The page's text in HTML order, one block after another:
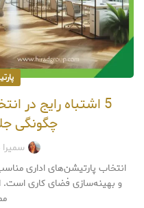
5 اشتباه رایج در
چگونگی
انتخاب پارتیشن‌های اداری
و بهینه‌سازی فضای کاری است.